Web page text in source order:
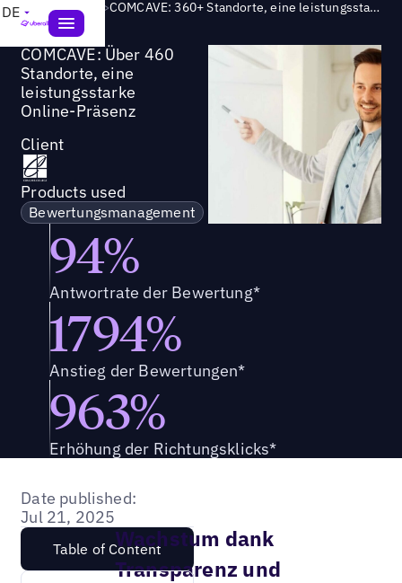
DE Success Story > COMCAVE: 360+ Standorte, eine leistungsstarke Online-Präsenz
COMCAVE: Über 460
Standorte, eine
leistungsstarke
Online-Präsenz
Client
Products used
Bewertungsmanagement
94%
Antwortrate der Bewertung*
1794%
Anstieg der Bewertungen*
963%
Erhöhung der Richtungsklicks*
Date published:
Jul 21, 2025
Table of ContentWachstum dank
Transparenz und